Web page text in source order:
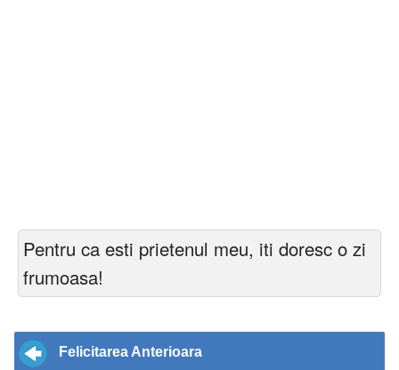
Pentru ca esti prietenul meu, iti doresc o zi
frumoasa!
Felicitarea Anterioara